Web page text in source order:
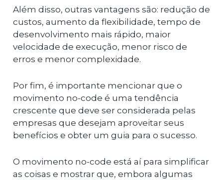
Além disso, outras vantagens são: redução de
custos, aumento da flexibilidade, tempo de
desenvolvimento mais rápido, maior
velocidade de execução, menor risco de
erros e menor complexidade.
Por fim, é importante mencionar que o
movimento no-code é uma tendência
crescente que deve ser considerada pelas
empresas que desejam aproveitar seus
benefícios e obter um guia para o sucesso.
O movimento no-code está aí para simplificar
as coisas e mostrar que, embora algumas